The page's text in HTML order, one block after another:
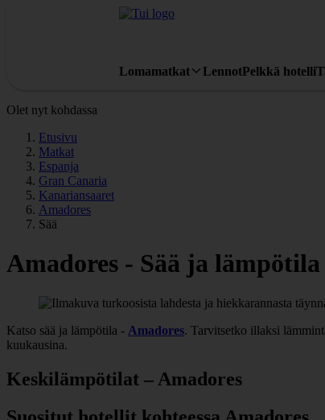
Lomamatkat LennotPelkkä hotelli
Olet nyt kohdassa
Etusivu
Matkat
Espanja
Gran Canaria
Kanariansaaret
Amadores
Sää
Amadores - Sää ja lämpötila
Katso sää ja lämpötila - Amadores. Tarvitsetko illaksi
kuukausina.
Keskilämpötilat – Amadores